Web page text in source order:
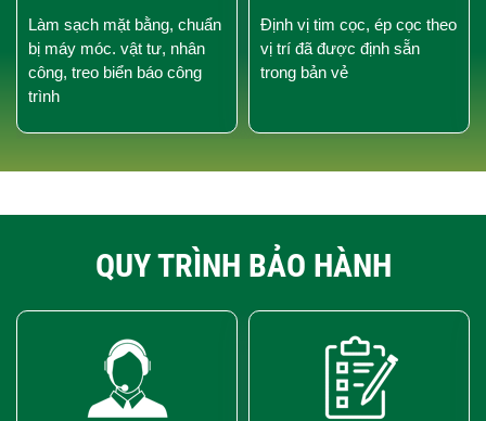
Làm sạch mặt bằng, chuẩn
bị máy móc. vật tư, nhân
công, treo biển báo công
trình
Định vị tim cọc, ép cọc theo
vị trí đã được định sẵn
trong bản vẻ
QUY TRÌNH BẢO HÀNH